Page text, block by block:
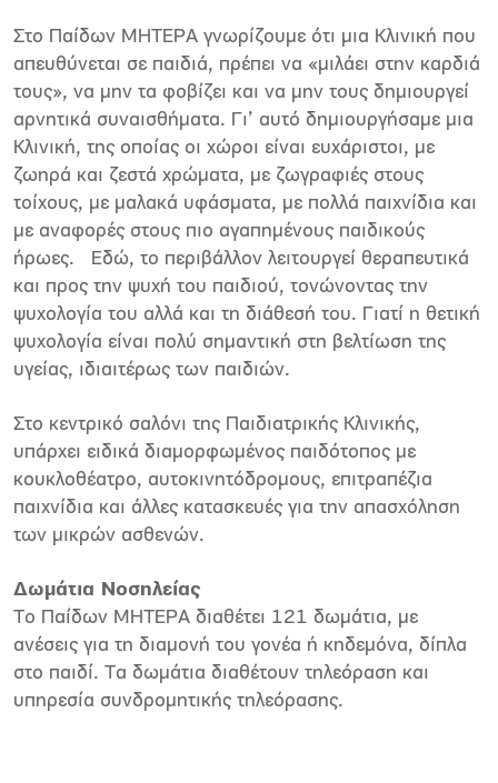
Στο Παίδων ΜΗΤΕΡΑ γνωρίζουμε ότι μια Κλινική που
απευθύνεται σε παιδιά, πρέπει να «μιλάει στην καρδιά
τους», να μην τα φοβίζει και να μην τους δημιουργεί
αρνητικά συναισθήματα. Γι’ αυτό δημιουργήσαμε μια
Κλινική, της οποίας οι χώροι είναι ευχάριστοι, με
ζωηρά και ζεστά χρώματα, με ζωγραφιές στους
τοίχους, με μαλακά υφάσματα, με πολλά παιχνίδια και
με αναφορές στους πιο αγαπημένους παιδικούς
ήρωες. Εδώ, το περιβάλλον λειτουργεί θεραπευτικά
και προς την ψυχή του παιδιού, τονώνοντας την
ψυχολογία του αλλά και τη διάθεσή του. Γιατί η θετική
ψυχολογία είναι πολύ σημαντική στη βελτίωση της
υγείας, ιδιαιτέρως των παιδιών.
Στο κεντρικό σαλόνι της Παιδιατρικής Κλινικής,
υπάρχει ειδικά διαμορφωμένος παιδότοπος με
κουκλοθέατρο, αυτοκινητόδρομους, επιτραπέζια
παιχνίδια και άλλες κατασκευές για την απασχόληση
των μικρών ασθενών.
Δωμάτια Νοσηλείας
Το Παίδων ΜΗΤΕΡΑ διαθέτει 121 δωμάτια, µε
ανέσεις για τη διαμονή του γονέα ή κηδεμόνα, δίπλα
στο παιδί. Τα δωμάτια διαθέτουν τηλεόραση και
υπηρεσία συνδρομητικής τηλεόρασης.